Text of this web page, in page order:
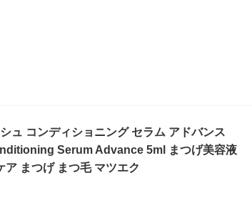
ュ コンディショニング セラム アドバンス
Serum Advance 5ml まつげ美容液
ア まつげ まつ毛 マツエク